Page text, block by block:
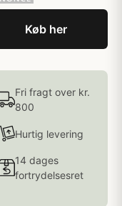
Køb her
Fri fragt over kr.
800
Hurtig levering
14 dages
fortrydelsesret